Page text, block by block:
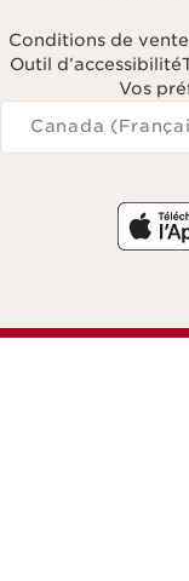
Conditions de vente
Outil d’accessibilité
Vos
Navigates to
Canada